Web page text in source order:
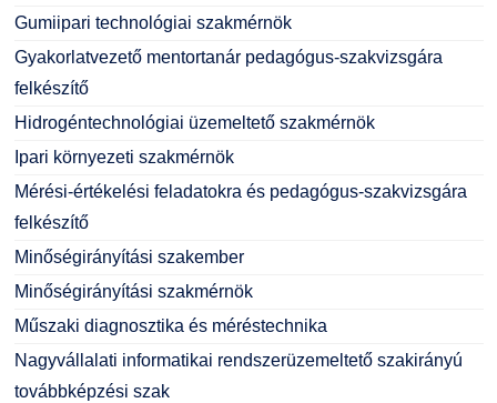
Gumiipari technológiai szakmérnök
Gyakorlatvezető mentortanár pedagógus-szakvizsgára
felkészítő
Hidrogéntechnológiai üzemeltető szakmérnök
Ipari környezeti szakmérnök
Mérési-értékelési feladatokra és pedagógus-szakvizsgára
felkészítő
Minőségirányítási szakember
Minőségirányítási szakmérnök
Műszaki diagnosztika és méréstechnika
Nagyvállalati informatikai rendszerüzemeltető szakirányú
továbbképzési szak